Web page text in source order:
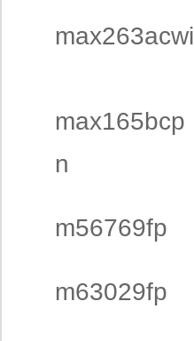
max263acwi
max165bcp
n
m56769fp
m63029fp